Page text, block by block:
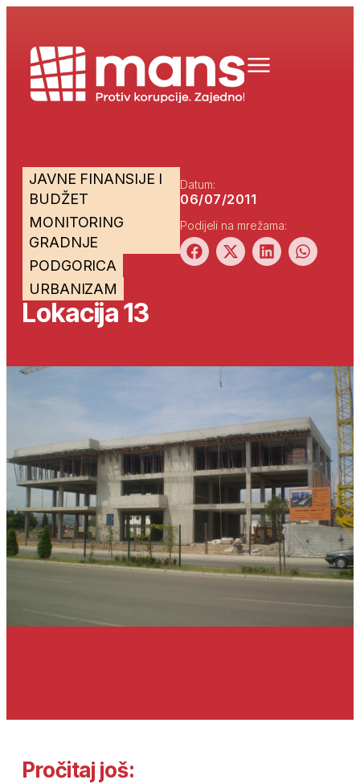
JAVNE FINANSIJE I
BUDŽET
MONITORING
GRADNJE
PODGORICA
URBANIZAM
Lokacija 13
Datum:
06/07/2011
Podijeli na mrežama:
Pročitaj još: